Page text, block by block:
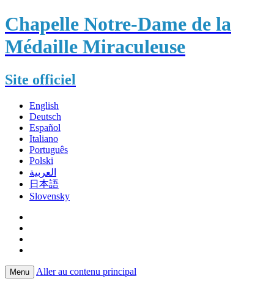
Chapelle Notre-Dame de la
Médaille Miraculeuse
Site officiel
English
Deutsch
Español
Italiano
Português
Polski
العربية
日本語
Slovensky
Menu Aller au contenu principal